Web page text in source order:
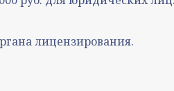
лицензирования.